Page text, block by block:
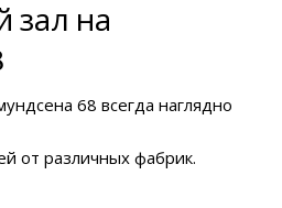
зал на
68 всегда наглядно
от различных фабрик.